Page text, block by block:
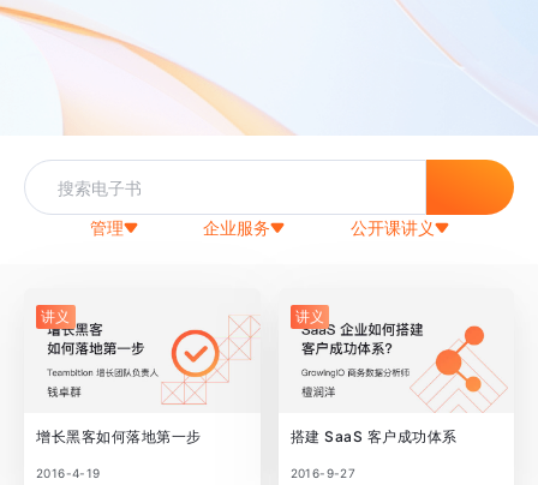
管理 企业服务 公开课讲义
讲义
增长黑客如何落地第一步
2016-4-19
讲义
搭建 SaaS 客户成功体系
2016-9-27